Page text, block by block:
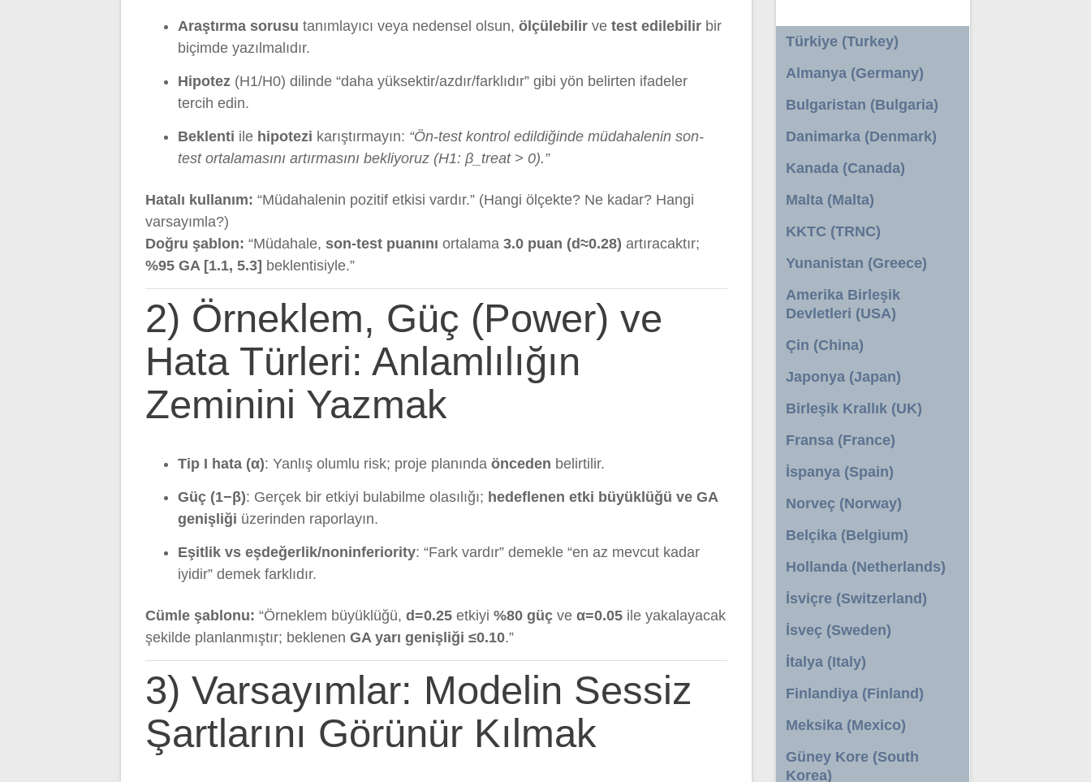
Araştırma sorusu tanımlayıcı veya nedensel olsun,ölçülebilir vetest edilebilir bir
biçimde yazılmalıdır.
Hipotez (H1/H0) dilinde “daha yüksektir/azdır/farklıdır” gibi yön belirten ifadeler
tercih edin.
Beklenti ile hipotezi karıştırmayın: “Ön-test kontrol edildiğinde müdahalenin son-
test ortalamasını artırmasını bekliyoruz (H1: β_treat > 0).”
Hatalı kullanım: “Müdahalenin pozitif etkisi vardır.” (Hangi ölçekte? Ne kadar? Hangi
varsayımla?)
Doğru şablon: “Müdahale, son-test puanını ortalama3.0 puan (d≈0.28) artıracaktır;
%95 GA [1.1, 5.3] beklentisiyle.”
2) Örneklem, Güç (Power) ve
Hata Türleri: Anlamlılığın
Zeminini Yazmak
Tip I hata (α): Yanlış olumlu risk; proje planındaönceden belirtilir.
Güç (1−β): Gerçek bir etkiyi bulabilme olasılığı; hedeflenen etki büyüklüğü ve GA
genişliği üzerinden raporlayın.
Eşitlik vs eşdeğerlik/noninferiority: “Fark vardır” demekle “en az mevcut kadar
iyidir” demek farklıdır.
Cümle şablonu: “Örneklem büyüklüğü,d=0.25 etkiyi%80 güç veα=0.05 ile yakalayacak
şekilde planlanmıştır; beklenenGA yarı genişliği ≤0.10.”
3) Varsayımlar: Modelin Sessiz
Şartlarını Görünür Kılmak
Türkiye (Turkey)
Almanya (Germany)
Bulgaristan (Bulgaria)
Danimarka (Denmark)
Kanada (Canada)
Malta (Malta)
KKTC (TRNC)
Yunanistan (Greece)
Amerika Birleşik
Devletleri (USA)
Çin (China)
Japonya (Japan)
Birleşik Krallık (UK)
Fransa (France)
İspanya (Spain)
Norveç (Norway)
Belçika (Belgium)
Hollanda (Netherlands)
İsviçre (Switzerland)
İsveç (Sweden)
İtalya (Italy)
Finlandiya (Finland)
Meksika (Mexico)
Güney Kore (South
Korea)